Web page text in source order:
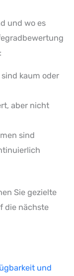
und wo es
kaum oder
aber nicht
sind
Sie gezielte
die nächste
und